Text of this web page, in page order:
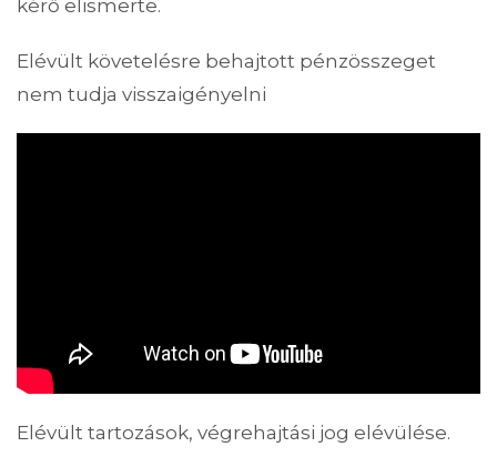
kérő elismerte.
Elévült követelésre behajtott pénzösszeget
nem tudja visszaigényelni
Elévült tartozások, végrehajtási jog elévülése.